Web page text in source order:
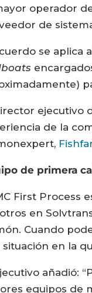
operador
de
se aplica
ejecutivo
de la
de primera
First Process
en
Cuando
situación en la
añadió:
equipos de